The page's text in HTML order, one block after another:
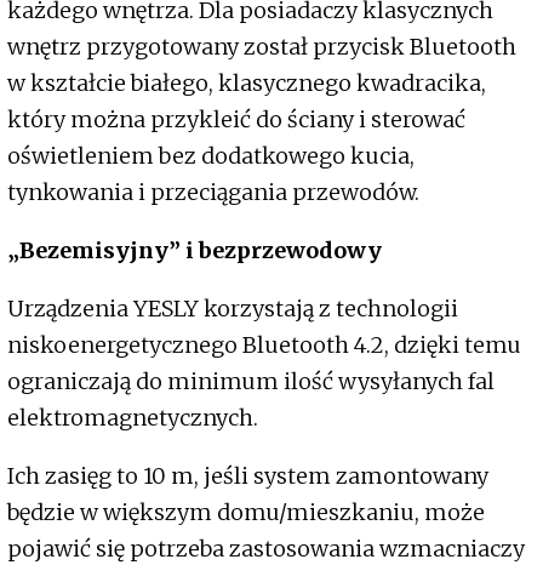
każdego wnętrza. Dla posiadaczy klasycznych
wnętrz przygotowany został przycisk Bluetooth
w kształcie białego, klasycznego kwadracika,
który można przykleić do ściany i sterować
oświetleniem bez dodatkowego kucia,
tynkowania i przeciągania przewodów.
„Bezemisyjny” i bezprzewodowy
Urządzenia YESLY korzystają z technologii
niskoenergetycznego Bluetooth 4.2, dzięki temu
ograniczają do minimum ilość wysyłanych fal
elektromagnetycznych.
Ich zasięg to 10 m, jeśli system zamontowany
będzie w większym domu/mieszkaniu, może
pojawić się potrzeba zastosowania wzmacniaczy